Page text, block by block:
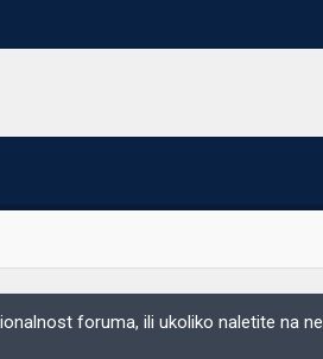
foruma, ili ukoliko naletite na